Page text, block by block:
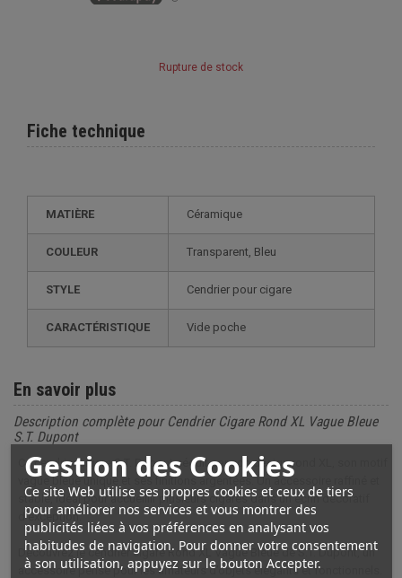
Gestion des Cookies
Ce site Web utilise ses propres cookies et ceux de tiers
pour améliorer nos services et vous montrer des
publicités liées à vos préférences en analysant vos
habitudes de navigation. Pour donner votre consentement
à son utilisation, appuyez sur le bouton Accepter.
Rupture de stock
Fiche technique
MATIÈRE Céramique
COULEUR Transparent, Bleu
STYLE cendrier pour cigare
CARACTÉRISTIQUE vide poche
En savoir plus
Description complète pour Cendrier Cigare Rond XL Vague Bleue
S.T. Dupont
Ce cendrier cigare S.T. Dupont séduit par son design rond XL, son motif
vague bleue unique et ses finitions argentées. Un accessoire raffiné et
stable, idéal pour accueillir plusieurs cigares dans un écrin décoratif
d’exception.
Découvrez le cendrier cigare Rond XL Vague Bleue de S.T. Dupont, un
accessoire pensé pour les amateurs d’objets élégants et fonctionnels.